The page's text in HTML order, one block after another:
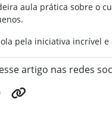
aula prática sobre o
pela iniciativa incrível
artigo nas redes